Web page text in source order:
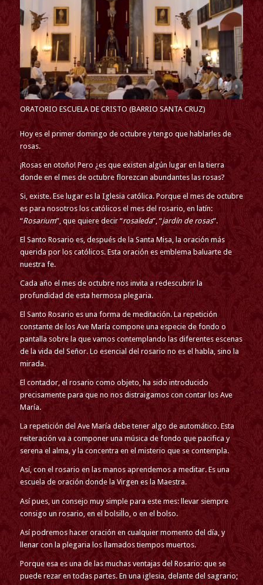
ORATORIO ESCUELA DE CRISTO (BARRIO SANTA CRUZ)
Hoy es el primer domingo de octubre y tengo que hablarles de
rosas.
¡Rosas en otoño! Pero ¿es que existen algún lugar en la tierra
donde en el mes de octubre florezcan abundantes las rosas?
Si, existe. Ese lugar es la Iglesia católica. Porque el mes de octubre
es para nosotros los católicos el mes del rosario, en latín:
“Rosarium”, que quiere decir “rosaleda”, “jardín de rosas”.
El Santo Rosario es, después de la Santa Misa, la oración más
querida por los católicos. Esta oración es emblema baluarte de
nuestra fe.
Cada año el mes de octubre nos invita a redescubrir la
profundidad de esta hermosa plegaria.
El Santo Rosario es una forma de meditación. La repetición
constante de los Ave María compone una especie de fondo o
pantalla sobre la que vamos contemplando las diferentes escenas
de la vida del Señor. Lo esencial del rosario no es el habla, sino la
mirada.
El contador, el rosario como objeto, ha sido introducido
precisamente para que no nos distraigamos con contar los Ave
María.
La repetición del Ave María debe tener algo de automático. Esta
reiteración va a componer una música de fondo que pacifica y
serena el alma, y la concentra en el misterio que se contempla.
Así, con el rosario en las manos aprendemos a meditar. Es una
escuela de oración donde la Virgen es la Maestra.
Así pues, un consejo muy simple para este mes: llevar siempre
consigo un rosario, en el bolsillo, o en el bolso.
Así podremos hacer oración en cualquier momento del día, y
llenar con la plegaria los llamados tiempos muertos.
Porque esa es una de las muchas ventajas del Rosario: que se
puede rezar en todas partes. En una iglesia, delante del sagrario;